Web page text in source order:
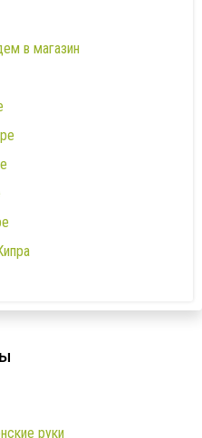
в магазин
руки